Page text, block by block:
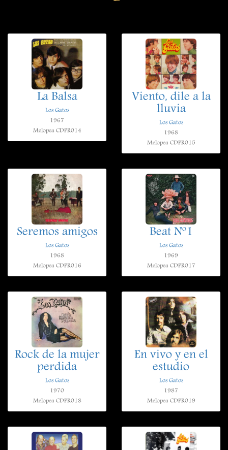
La Balsa
Los Gatos
1967
Melopea CDPR014
Viento, dile a la
lluvia
Los Gatos
1968
Melopea CDPR015
Seremos amigos
Los Gatos
1968
Melopea CDPR016
Beat Nº1
Los Gatos
1969
Melopea CDPR017
Rock de la mujer
perdida
Los Gatos
1970
Melopea CDPR018
En vivo y en el
estudio
Los Gatos
1987
Melopea CDPR019